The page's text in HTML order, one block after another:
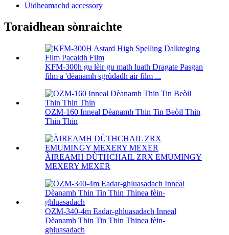
Uidheamachd accessory
Toraidhean sònraichte
KFM-300h gu lèir gu math luath Dragate Pasgan
film a 'dèanamh sgrùdadh air film ...
OZM-160 Inneal Dèanamh Thin Tin Beòil Thin
Thin Thin
ÀIREAMH DÙTHCHAIL ZRX EMUMINGY
MEXERY MEXER
OZM-340-4m Eadar-ghluasadach Inneal
Dèanamh Thin Tin Thin Thinea fèin-
ghluasadach